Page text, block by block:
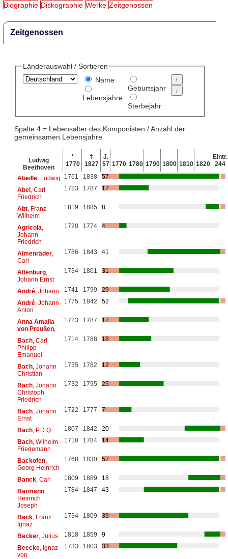
Biographie Diskographie Werke Zeitgenossen
Zeitgenossen
Länderauswahl / Sortieren
Name
Lebensjahre
Geburtsjahr
Sterbejahr
Spalte 4 = Lebensalter des Komponisten / Anzahl der
gemeinsamen Lebensjahre
Ludwig
Beethoven
*
1770
†
1827
J.
57 1770 1780 1790 1800 1810 1820
Eintr.
244
Abeille, Ludwig 1761 1838
57
Abel, Carl
Friedrich
1723 1787 17
Abt, Franz
Wilhelm
1819 1885 8
Agricola
Johann
Friedrich
1720 1774 4
Almenräder,
Carl
1786 1843 41
Altenburg,
Johann Ernst
1734 1801 31
André, Johann 1741 1799
29
André, Johann
Anton
1775 1842 52
Anna Amalia
von Preußen,
1723 1787 17
Bach, Carl
Philipp
Emanuel
1714 1788 18
Bach, Johann
Christian
1735 1782 12
Bach, Johann
Christoph
Friedrich
1732 1795 25
Bach, Johann
Ernst
1722 1777 7
Bach, P.D.Q. 1807 1842
20
Bach, Wilhelm
Friedemann
1710 1784 14
Backofen,
Georg Heinrich
1768 1830 57
Banck, Carl 1809 1889
18
Bärmann,
Heinrich
Joseph
1784 1847 43
Beck, Franz
Ignaz
1734 1809 39
Becker, Julius 1818 1859
9
Beecke, Ignaz
von
1733 1803 33